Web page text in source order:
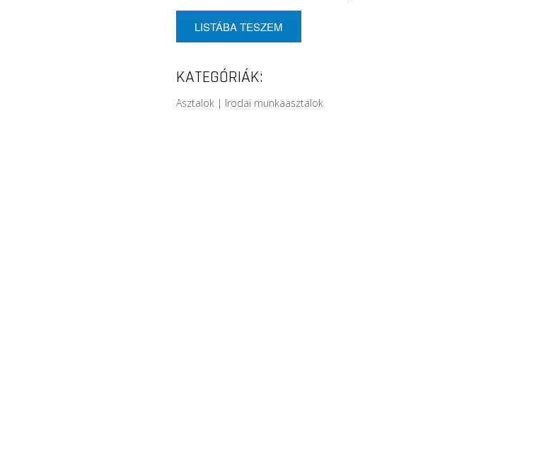
LISTÁBA TESZEM
KATEGÓRIÁK:
Asztalok | Irodai munkaasztalok